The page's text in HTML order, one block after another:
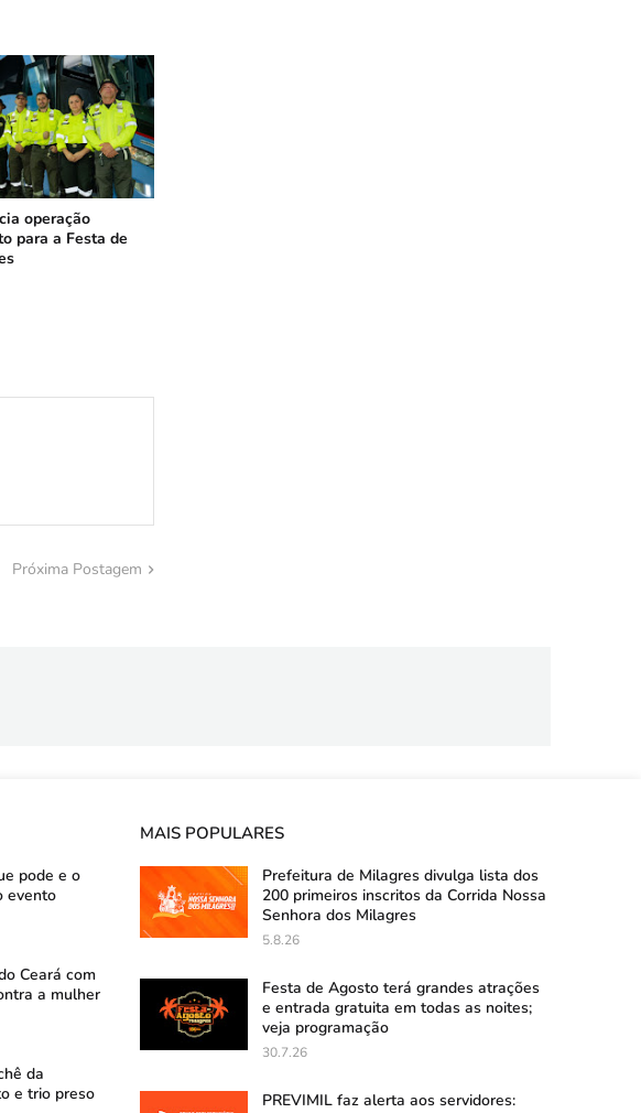
operação
para a Festa de
Próxima Postagem
pode e o
evento
Ceará com
a mulher
da
e trio preso
MAIS POPULARES
Prefeitura de Milagres divulga lista dos
200 primeiros inscritos da Corrida Nossa
Senhora dos Milagres
5.8.26
Festa de Agosto terá grandes atrações
e entrada gratuita em todas as noites;
veja programação
30.7.26
PREVIMIL faz alerta aos servidores: